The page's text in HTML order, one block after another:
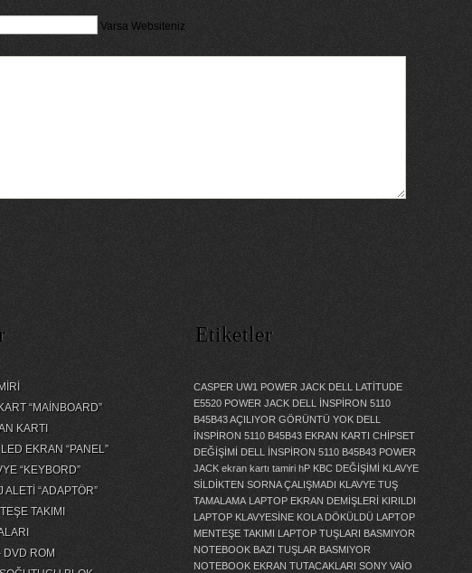
Varsa Websiteniz
“MAİNBOARD”
KARTI
EKRAN “PANEL”
“KEYBORD”
ALETİ “ADAPTÖR”
TAKIMI
DVD ROM
Etiketler
CASPER UW1 POWER JACK DELL LATİTUDE
E5520 POWER JACK DELL İNSPİRON 5110
B45B43 AÇILIYOR GÖRÜNTÜ YOK DELL
İNSPİRON 5110 B45B43 EKRAN KARTI CHİPSET
DEĞİŞİMİ
DELL İNSPİRON 5110 B45B43 POWER
JACK ekran kartı tamiri hP KBC DEĞİŞİMİ
KLAVYE
SİLDİKTEN SORNA ÇALIŞMADI
KLAVYE TUŞ
TAMALAMA
LAPTOP EKRAN DEMİŞLERİ KIRILDI
LAPTOP KLAVYESİNE KOLA DÖKÜLDÜ
LAPTOP
MENTEŞE TAKIMI
LAPTOP TUŞLARI BASMIYOR
NOTEBOOK BAZI TUŞLAR BASMIYOR
NOTEBOOK EKRAN TUTACAKLARI SONY VAİO